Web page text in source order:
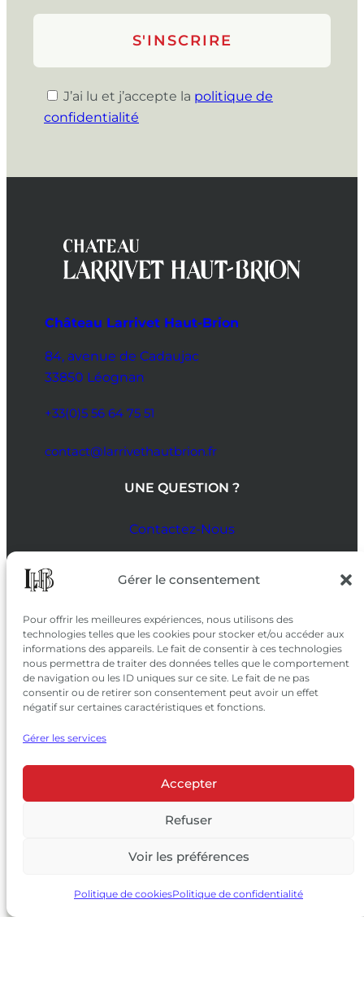
Gérer le consentement
Pour offrir les meilleures expériences, nous utilisons des
technologies telles que les cookies pour stocker et/ou accéder aux
informations des appareils. Le fait de consentir à ces technologies
nous permettra de traiter des données telles que le comportement
de navigation ou les ID uniques sur ce site. Le fait de ne pas
consentir ou de retirer son consentement peut avoir un effet
négatif sur certaines caractéristiques et fonctions.
Gérer les services
Accepter
Refuser
Voir les préférences
Politique de cookiesPolitique de confidentialité
J’ai lu et j’accepte la politique de
confidentialité
Château Larrivet Haut-Brion
84, avenue de Cadaujac
33850 Léognan
+33(0)5 56 64 75 51
contact@larrivethautbrion.fr
UNE QUESTION ?
Contactez-Nous
SUIVEZ-NOUS
SUR LES RÉSEAUX
© 2026 Château Larrivet Haut-Brion |
Mentions légales|Politique de confidentialité
|CGV
L’ABUS D’ALCOOL EST DANGEREUX POUR LA SANTÉ, À